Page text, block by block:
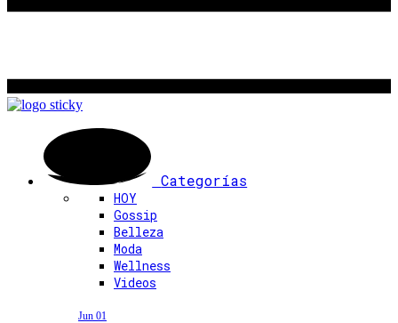
Categorías
HOY
Gossip
Belleza
Moda
Wellness
Videos
Jun 01